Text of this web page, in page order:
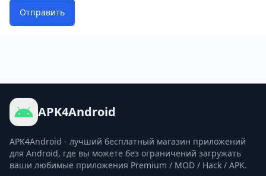
Отправить
APK4Android
APK4Android - лучший бесплатный магазин приложений
для Android, где вы можете без ограничений загружать
ваши любимые приложения Premium / MOD / Hack / APK.